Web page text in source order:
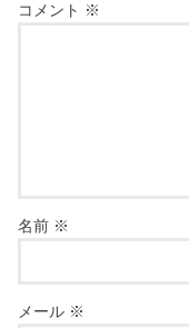
コメント ※
名前 ※
メール ※